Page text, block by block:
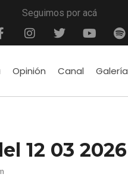
Seguimos por acá
Opinión Canal Galería
12 03 2026